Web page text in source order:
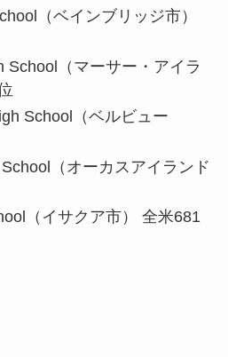
（ベインブリッジ市）
School（マーサー・アイラ
School（ベルビュー
（オーカスアイランド
（イサクア市） 全米681